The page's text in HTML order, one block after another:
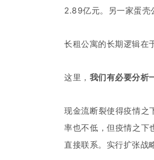
2.89亿元。另一家蛋
长租公寓的长期逻辑在
这里， 我们有必要分析
现金流断裂使得疫情之
率也不低，但疫情之下
直接联系。实行扩张战